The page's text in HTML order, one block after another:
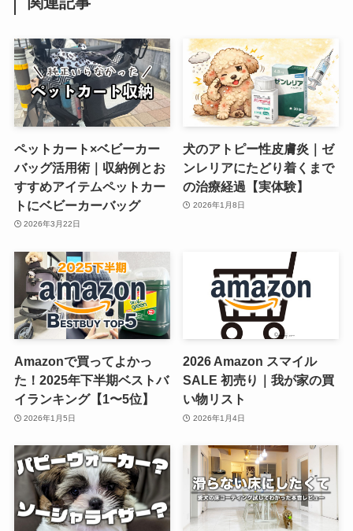
ペットカート×ベビーカー
バッグ活用術｜収納例とお
すすめアイテムペットカー
トにベビーカーバッグ
2026年3月22日
犬のアトピー性皮膚炎｜ゼ
ンレリアにたどり着くまで
の治療経過【実体験】
2026年1月8日
Amazonで買ってよかっ
た！2025年下半期ベストバ
イランキング【1〜5位】
2026年1月5日
2026 Amazon スマイル
SALE 初売り｜我が家の買
い物リスト
2026年1月4日